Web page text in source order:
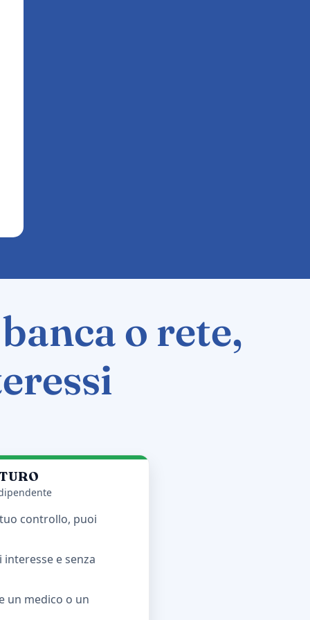
o rete,
controllo, puoi
e senza
un medico o un